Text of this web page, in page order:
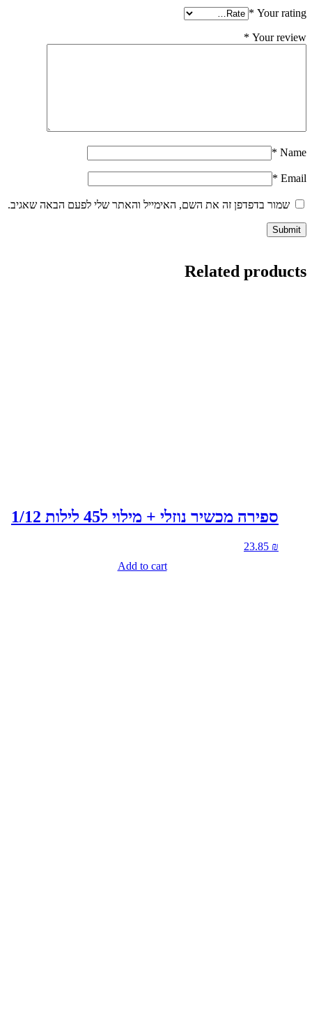
Your rating
*
Your review
*
Name
*
Email
*
שמור בדפדפן זה את השם, האימייל והאתר שלי לפעם הבאה שאגיב.
Related products
ספירה מכשיר נוזלי + מילוי ל45 לילות 1/12
23.85 ₪
Add to cart